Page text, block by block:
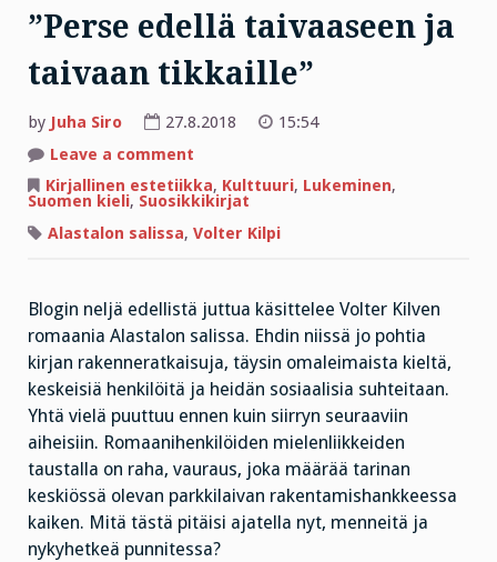
”Perse edellä taivaaseen ja
taivaan tikkaille”
by Juha Siro 27.8.2018
15:54
Leave a comment
edellä
taivaaseen
taivaan
Kirjallinen estetiikka, Kulttuuri, Lukeminen,
Suomen kieli, Suosikkikirjat
Alastalon salissa, Volter Kilpi
Blogin neljä edellistä juttua käsittelee Volter Kilven
romaania Alastalon salissa. Ehdin niissä jo pohtia
kirjan rakenneratkaisuja, täysin omaleimaista kieltä,
keskeisiä henkilöitä ja heidän sosiaalisia suhteitaan.
Yhtä vielä puuttuu ennen kuin siirryn seuraaviin
aiheisiin. Romaanihenkilöiden mielenliikkeiden
taustalla on raha, vauraus, joka määrää tarinan
keskiössä olevan parkkilaivan rakentamishankkeessa
kaiken. Mitä tästä pitäisi ajatella nyt, menneitä ja
nykyhetkeä punnitessa?